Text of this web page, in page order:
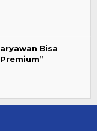
Bisa